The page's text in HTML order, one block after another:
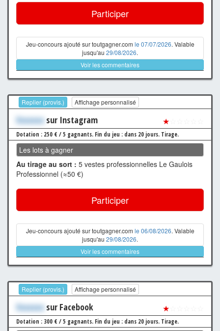
Participer
Jeu-concours ajouté sur toutgagner.com le 07/07/2026. Valable
jusqu'au 29/08/2026.
Voir les commentaires
Replier (provis.) Affichage personnalisé
Xxxxxxx sur Instagram ★
Dotation : 250 € / 5 gagnants. Fin du jeu : dans 20 jours. Tirage.
Les lots à gagner
Au tirage au sort : 5 vestes professionnelles Le Gaulois
Professionnel (≈50 €)
Participer
Jeu-concours ajouté sur toutgagner.com le 06/08/2026. Valable
jusqu'au 29/08/2026.
Voir les commentaires
Replier (provis.) Affichage personnalisé
Xxxxxxx sur Facebook ★
Dotation : 300 € / 5 gagnants. Fin du jeu : dans 20 jours. Tirage.